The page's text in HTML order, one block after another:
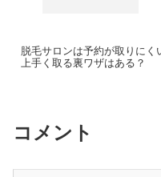
脱毛サロンは予約が取りにく
上手く取る裏ワザはある？
コメント